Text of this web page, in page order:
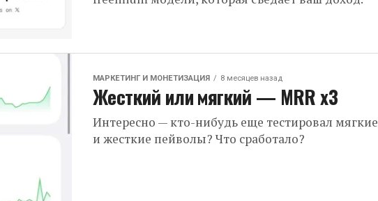
МАРКЕТИНГ И МОНЕТИЗАЦИЯ 8 месяцев назад
Жесткий или мягкий — MRR x3
Интересно — кто-нибудь еще тестировал мягкие
и жесткие пейволы? Что сработало?